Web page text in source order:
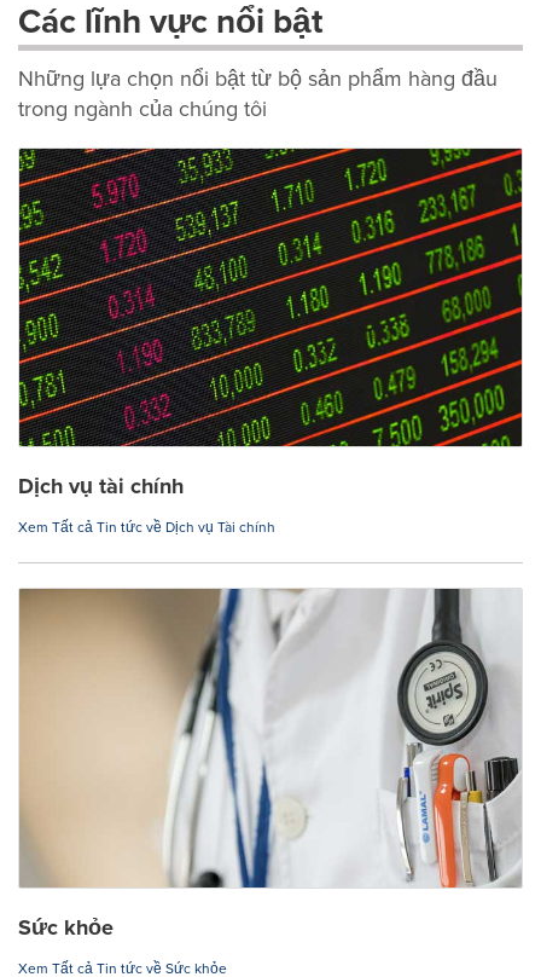
Các lĩnh vực nổi bật
Những lựa chọn nổi bật từ bộ sản phẩm hàng đầu
trong ngành của chúng tôi
Dịch vụ tài chính
Xem Tất cả Tin tức về Dịch vụ Tài chính
Sức khỏe
Xem Tất cả Tin tức về Sức khỏe